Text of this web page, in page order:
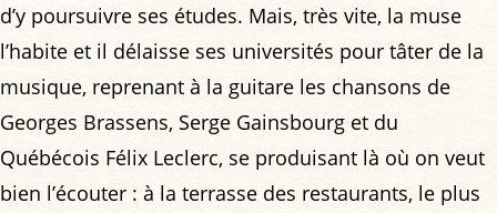
d’y poursuivre ses études. Mais, très vite, la muse
l’habite et il délaisse ses universités pour tâter de la
musique, reprenant à la guitare les chansons de
Georges Brassens, Serge Gainsbourg et du
Québécois Félix Leclerc, se produisant là où on veut
bien l’écouter : à la terrasse des restaurants, le plus